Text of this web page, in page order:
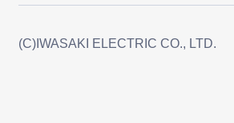
(C)IWASAKI ELECTRIC CO., LTD.